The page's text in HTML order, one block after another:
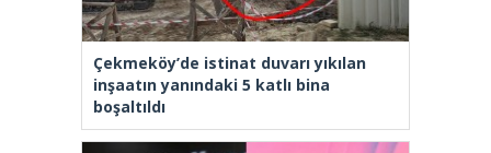
Çekmeköy’de istinat duvarı yıkılan
inşaatın yanındaki 5 katlı bina
boşaltıldı